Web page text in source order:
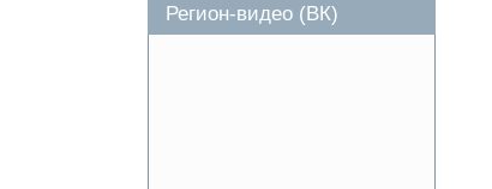
Регион-видео (ВК)